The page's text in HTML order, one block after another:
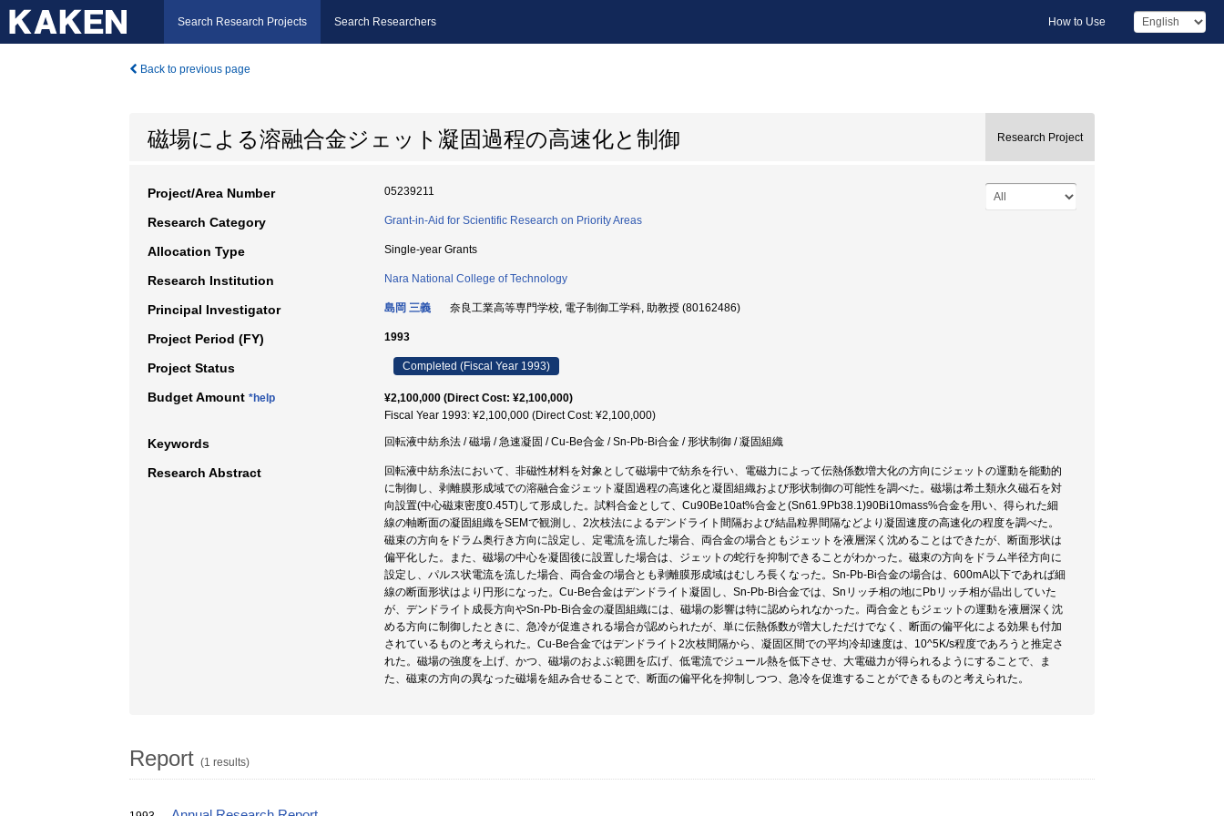
Search Research Projects Search Researchers How to Use
Back to previous page
磁場による溶融合金ジェット凝固過程の高速化と制御 Research Project
Project/Area Number 05239211
Research Category Grant-in-Aid for Scientific Research on Priority Areas
Allocation Type Single-year Grants
Research Institution Nara National College of Technology
Principal Investigator 島岡 三義 奈良工業高等専門学校, 電子制御工学科, 助教授 (80162486)
Project Period (FY) 1993
Project Status Completed (Fiscal Year 1993)
Budget Amount *help
¥2,100,000 (Direct Cost: ¥2,100,000)
Fiscal Year 1993: ¥2,100,000 (Direct Cost: ¥2,100,000)
Keywords 回転液中紡糸法 / 磁場 / 急速凝固 / Cu‐Be合金 / Sn‐Pb‐Bi合金 / 形状制御 / 凝固組織
Research Abstract
回転液中紡糸法において、非磁性材料を対象として磁場中で紡糸を行い、電磁力によって伝熱係数増大化の方向にジェットの運動を能動的
に制御し、剥離膜形成域での溶融合金ジェット凝固過程の高速化と凝固組織および形状制御の可能性を調べた。磁場は希土類永久磁石を対
向設置(中心磁束密度0.45T)して形成した。試料合金として、Cu90Be10at%合金と(Sn61.9Pb38.1)90Bi10mass%合金を用い、得られた細
線の軸断面の凝固組織をSEMで観測し、2次枝法によるデンドライト間隔および結晶粒界間隔などより凝固速度の高速化の程度を調べた。
磁束の方向をドラム奥行き方向に設定し、定電流を流した場合、両合金の場合ともジェットを液層深く沈めることはできたが、断面形状は
偏平化した。また、磁場の中心を凝固後に設置した場合は、ジェットの蛇行を抑制できることがわかった。磁束の方向をドラム半径方向に
設定し、パルス状電流を流した場合、両合金の場合とも剥離膜形成域はむしろ長くなった。Sn‐Pb‐Bi合金の場合は、600mA以下であれば細
線の断面形状はより円形になった。Cu‐Be合金はデンドライト凝固し、Sn‐Pb‐Bi合金では、Snリッチ相の地にPbリッチ相が晶出していた
が、デンドライト成長方向やSn‐Pb‐Bi合金の凝固組織には、磁場の影響は特に認められなかった。両合金ともジェットの運動を液層深く沈
める方向に制御したときに、急冷が促進される場合が認められたが、単に伝熱係数が増大しただけでなく、断面の偏平化による効果も付加
されているものと考えられた。Cu‐Be合金ではデンドライト2次枝間隔から、凝固区間での平均冷却速度は、10^5K/s程度であろうと推定さ
れた。磁場の強度を上げ、かつ、磁場のおよぶ範囲を広げ、低電流でジュール熱を低下させ、大電磁力が得られるようにすることで、ま
た、磁束の方向の異なった磁場を組み合せることで、断面の偏平化を抑制しつつ、急冷を促進することができるものと考えられた。
Report (1 results)